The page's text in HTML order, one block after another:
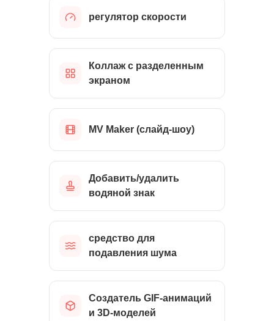
регулятор скорости
Коллаж с разделенным
экраном
MV Maker (слайд-шоу)
Добавить/удалить
водяной знак
средство для
подавления шума
Создатель GIF-анимаций
и 3D-моделей